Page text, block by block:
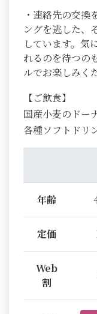
・連絡先の交換
ングを逃した、
しています。気
れるのを待つの
ルでお楽しみく
【ご飲食】
国産小麦のドー
各種ソフトドリ
年齢
定価
Web
割